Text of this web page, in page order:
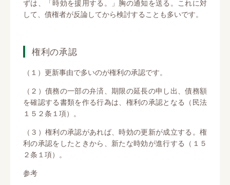
ずは、「時効を援用する。」胸の通知を送る。これに対
して、債権者が反論してから検討することも多いです。
権利の承認
（１）更新事由で多いのが権利の承認です。
（２）債務の一部の弁済、期限の延長の申し出、債務額
を確認する書類を作る行為は、権利の承認となる（民法
１５２条１項）。
（３）権利の承認があれば、時効の更新が成立する。権
利の承認をしたときから、新たな時効が進行する（１５
２条１項）。
参考